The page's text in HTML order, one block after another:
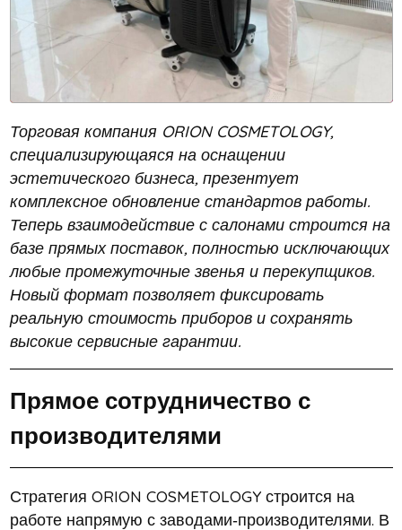
Торговая компания ORION COSMETOLOGY,
специализирующаяся на оснащении
эстетического бизнеса, презентует
комплексное обновление стандартов работы.
Теперь взаимодействие с салонами строится на
базе прямых поставок, полностью исключающих
любые промежуточные звенья и перекупщиков.
Новый формат позволяет фиксировать
реальную стоимость приборов и сохранять
высокие сервисные гарантии.
Прямое сотрудничество с
производителями
Стратегия ORION COSMETOLOGY строится на
работе напрямую с заводами‑производителями. В